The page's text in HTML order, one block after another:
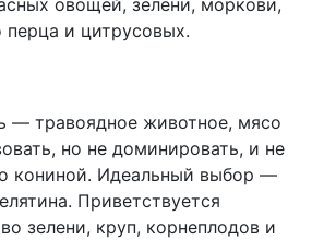
овощей, зелени, моркови,
перца и цитрусовых.
— травоядное животное, мясо
но не доминировать, и не
кониной. Идеальный выбор —
Приветствуется
зелени, круп, корнеплодов и